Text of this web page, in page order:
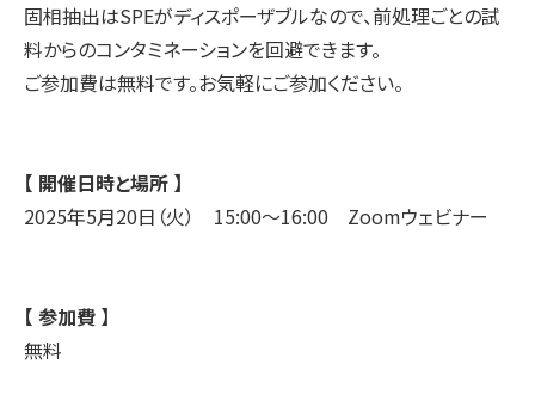
固相抽出はSPEがディスポーザブルなので、前処理ごとの試
料からのコンタミネーションを回避できます。
ご参加費は無料です。お気軽にご参加ください。
【 開催日時と場所 】
2025年5月20日（火） 15:00～16:00 Zoomウェビナー
【 参加費 】
無料